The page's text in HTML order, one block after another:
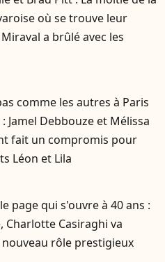
où se trouve leur
a brûlé avec les
comme les autres à Paris
Jamel Debbouze et Mélissa
fait un compromis pour
Léon et Lila
page qui s'ouvre à 40 ans :
Charlotte Casiraghi va
rôle prestigieux